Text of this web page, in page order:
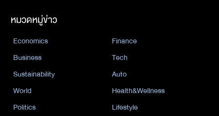
หมวดหมู่ข่าว
Economics
Finance
Business
Tech
Sustainability
Auto
World
Health&Wellness
Politics
Lifestyle